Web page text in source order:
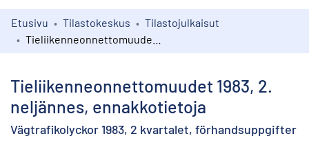
Kokoelmat
Etusivu Tilastokeskus
Tilastojulkaisut
Tieliikenneonnettomuudet 1983, 2.
neljännes, ennakkotietoja
Vägtrafikolyckor 1983, 2 kvartalet, förhandsuppgifter